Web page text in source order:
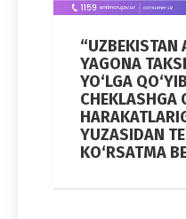
“UZBEKISTAN
YAGONA
YO‘LGA
CHEKLASHGA
YUZASIDAN
KO‘RSATMA